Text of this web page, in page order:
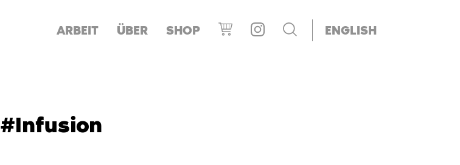
ARBEIT ÜBER SHOP ENGLISH
#Infusion